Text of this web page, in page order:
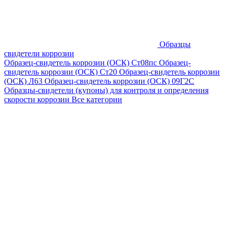
Образцы
свидетели коррозии
Образец-свидетель коррозии (ОСК) Ст08пс Образец-
свидетель коррозии (ОСК) Ст20 Образец-свидетель коррозии
(ОСК) Л63 Образец-свидетель коррозии (ОСК) 09Г2С
Образцы-свидетели (купоны) для контроля и определения
скорости коррозии Все категории